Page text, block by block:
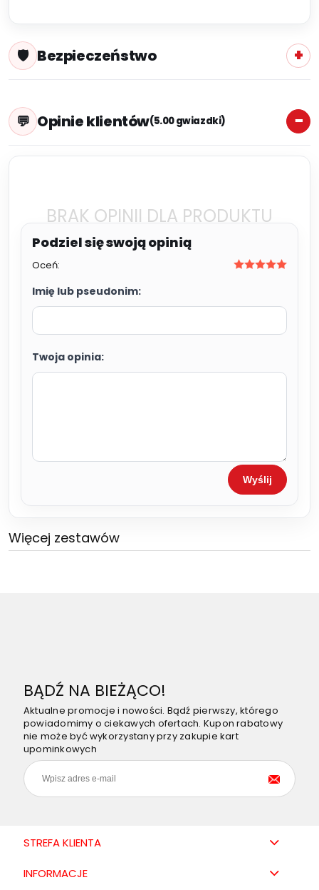
Bezpieczeństwo
Opinie klientów(5.00 gwiazdki)
BRAK OPINII DLA PRODUKTU
Oceń:
Imię lub pseudonim:
Twoja opinia:
Wyślij
Więcej zestawów
BĄDŹ NA BIEŻĄCO!
Aktualne promocje i nowości. Bądź pierwszy, którego
powiadomimy o ciekawych ofertach. Kupon rabatowy
nie może być wykorzystany przy zakupie kart
upominkowych
STREFA KLIENTA
INFORMACJE